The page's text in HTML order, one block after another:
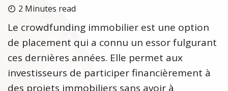
2 Minutes read
Le crowdfunding immobilier est une option
de placement qui a connu un essor fulgurant
ces dernières années. Elle permet aux
investisseurs de participer financièrement à
des projets immobiliers sans avoir à